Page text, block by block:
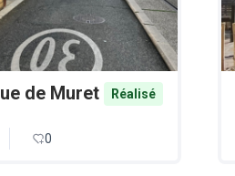
de Muret Réalisé
0